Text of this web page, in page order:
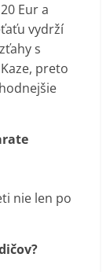
Eur a
vydrží
s
preto
nie len po